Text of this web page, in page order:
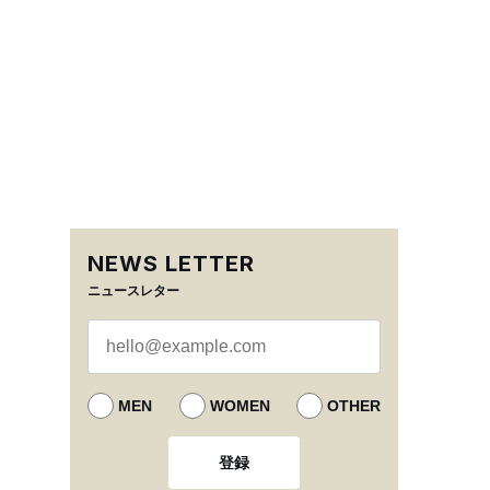
NEWS LETTER
ニュースレター
MEN WOMEN OTHER
登録